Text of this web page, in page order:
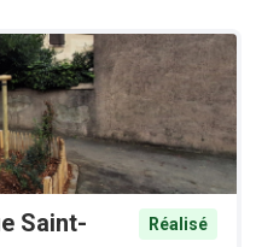
Saint-
Réalisé